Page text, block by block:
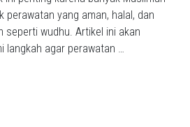
perawatan yang aman, halal, dan
seperti wudhu. Artikel ini akan
langkah agar perawatan …